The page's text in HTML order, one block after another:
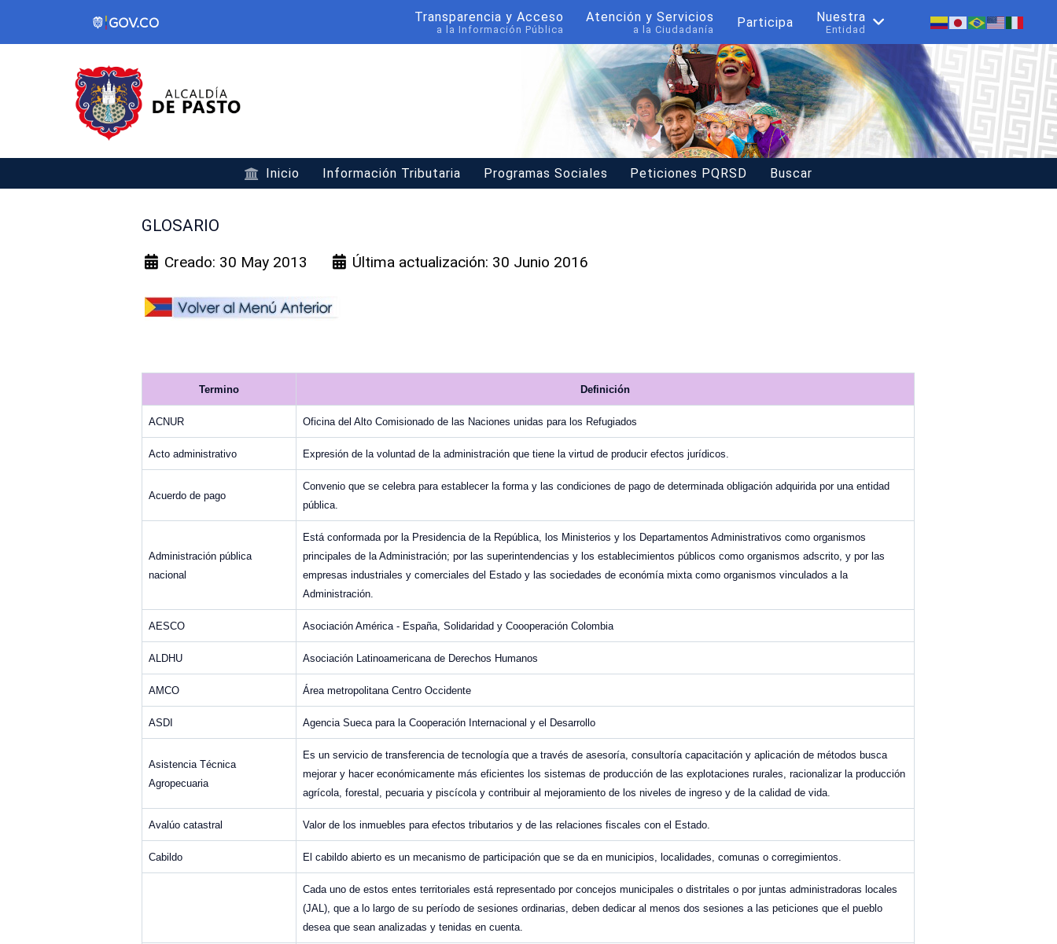
Transparencia y Acceso
a la Información Pública
Atención y Servicios
a la Ciudadanía Participa Nuestra
Entidad
Inicio Información Tributaria Programas Sociales Peticiones PQRSD Buscar
GLOSARIO
Creado: 30 May 2013 Última actualización: 30 Junio 2016
Termino Definición
ACNUR Oficina del Alto Comisionado de las Naciones unidas para los Refugiados
Acto administrativo Expresión de la voluntad de la administración que tiene la virtud de producir efectos jurídicos.
Acuerdo de pago
Convenio que se celebra para establecer la forma y las condiciones de pago de determinada obligación adquirida por una entidad
pública.
Administración pública
nacional
Está conformada por la Presidencia de la República, los Ministerios y los Departamentos Administrativos como organismos
principales de la Administración; por las superintendencias y los establecimientos públicos como organismos adscrito, y por las
empresas industriales y comerciales del Estado y las sociedades de económía mixta como organismos vinculados a la
Administración.
AESCO Asociación América - España, Solidaridad y Coooperación Colombia
ALDHU Asociación Latinoamericana de Derechos Humanos
AMCO Área metropolitana Centro Occidente
ASDI Agencia Sueca para la Cooperación Internacional y el Desarrollo
Asistencia Técnica
Agropecuaria
Es un servicio de transferencia de tecnología que a través de asesoría, consultoría capacitación y aplicación de métodos busca
mejorar y hacer económicamente más eficientes los sistemas de producción de las explotaciones rurales, racionalizar la producción
agrícola, forestal, pecuaria y piscícola y contribuir al mejoramiento de los niveles de ingreso y de la calidad de vida.
Avalúo catastral Valor de los inmuebles para efectos tributarios y de las relaciones fiscales con el Estado.
Cabildo El cabildo abierto es un mecanismo de participación que se da en municipios, localidades, comunas o corregimientos.
Cada uno de estos entes territoriales está representado por concejos municipales o distritales o por juntas administradoras locales
(JAL), que a lo largo de su período de sesiones ordinarias, deben dedicar al menos dos sesiones a las peticiones que el pueblo
desea que sean analizadas y tenidas en cuenta.